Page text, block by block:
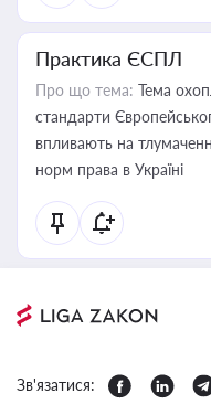
Практика ЄСПЛ
Про що тема: Тема
стандарти
впливають на
норм права в Україні
Зв'язатися: